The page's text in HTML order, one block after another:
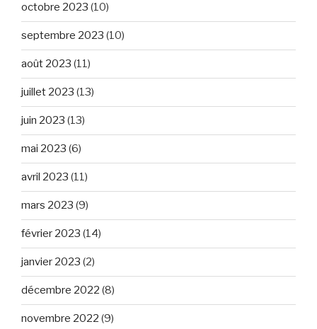
octobre 2023 (10)
septembre 2023 (10)
août 2023 (11)
juillet 2023 (13)
juin 2023 (13)
mai 2023 (6)
avril 2023 (11)
mars 2023 (9)
février 2023 (14)
janvier 2023 (2)
décembre 2022 (8)
novembre 2022 (9)